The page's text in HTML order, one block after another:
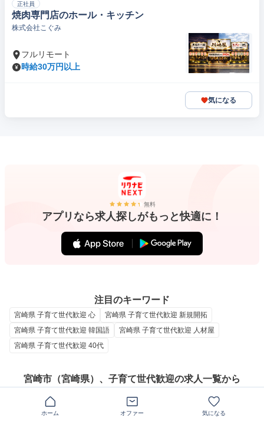
正社員
焼肉専門店のホール・キッチン
株式会社こぐみ
フルリモート
時給30万円以上
気になる
無料
アプリなら求人探しがもっと快適に！
注目のキーワード
宮崎県 子育て世代歓迎 心
宮崎県 子育て世代歓迎 新規開拓
宮崎県 子育て世代歓迎 韓国語
宮崎県 子育て世代歓迎 人材屋
宮崎県 子育て世代歓迎 40代
宮崎市（宮崎県）、子育て世代歓迎の求人一覧から
ホーム オファー 気になる